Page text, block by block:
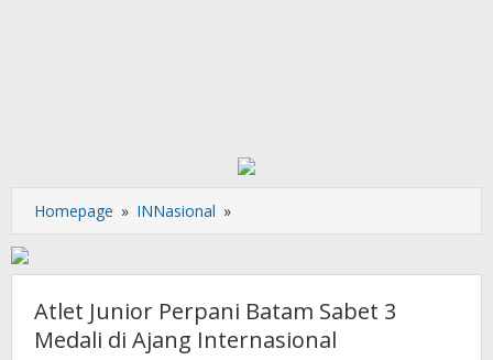
Homepage » INNasional »
Junior
Batam
Sabet
3
Medali
Atlet Junior Perpani Batam Sabet 3
Medali di Ajang Internasional